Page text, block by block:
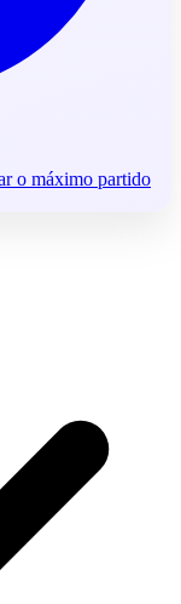
o máximo partido